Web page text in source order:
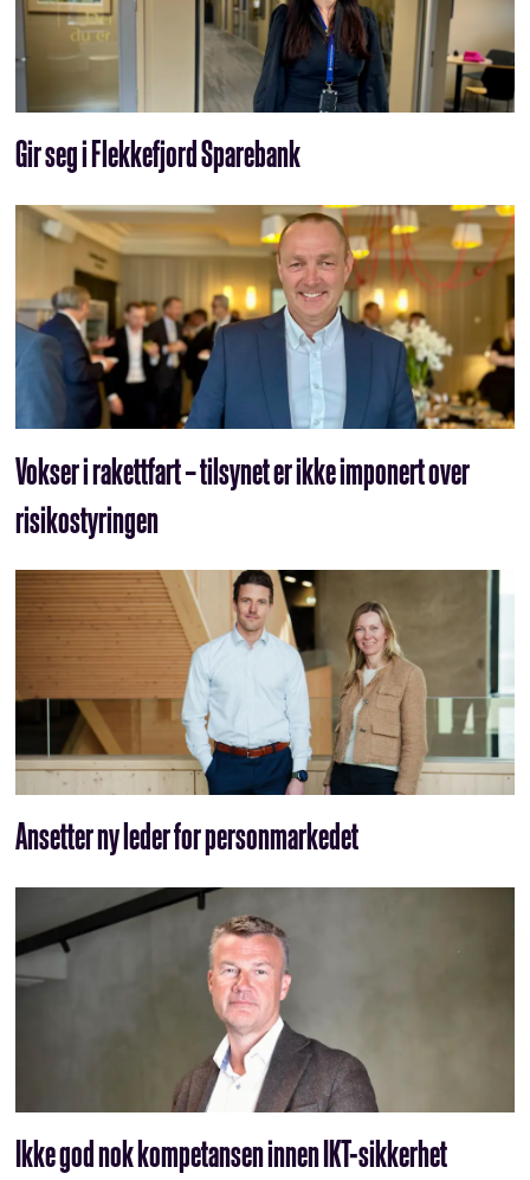
Gir seg i Flekkefjord Sparebank
Vokser i rakettfart – tilsynet er ikke imponert over
risikostyringen
Ansetter ny leder for personmarkedet
Ikke god nok kompetansen innen IKT-sikkerhet